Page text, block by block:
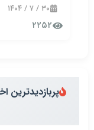
۳۰ / ۷ / ۱۴۰۴
۲۲۵۲
پربازدیدترین